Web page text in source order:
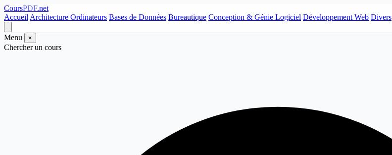
CoursPDF.net
Accueil Architecture Ordinateurs Bases de Données Bureautique Conception & Génie Logiciel Développement Web Divers
Menu ×
Chercher un cours